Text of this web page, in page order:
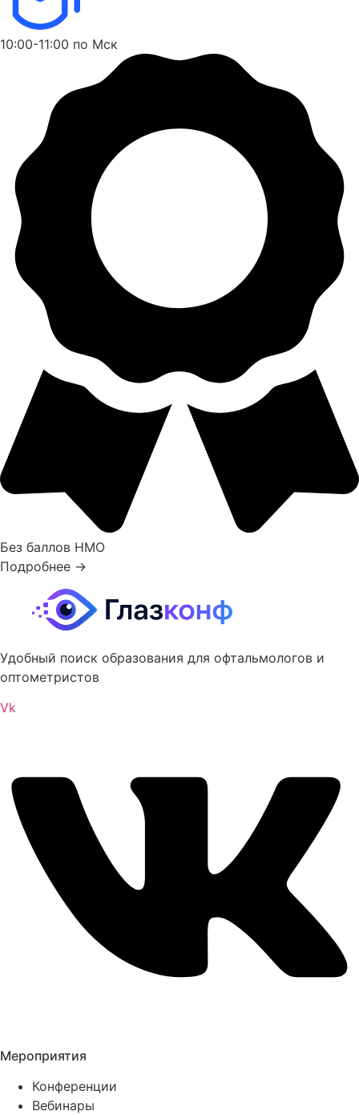
10:00-11:00 по Мск
Без баллов НМО
Подробнее →
Удобный поиск образования для офтальмологов и
оптометристов
Vk
Мероприятия
Конференции
Вебинары